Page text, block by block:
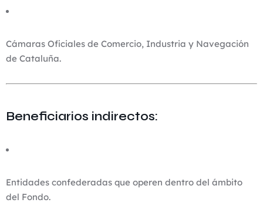
Cámaras Oficiales de Comercio, Industria y Navegación
de Cataluña.
Beneficiarios indirectos:
Entidades confederadas que operen dentro del ámbito
del Fondo.